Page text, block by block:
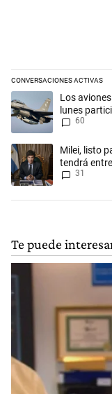
CONVERSACIONES ACTIVAS
Este listado muestra
Un artículo de
Los
lunes
60
Un artículo deMilei, listo
tendrá
31